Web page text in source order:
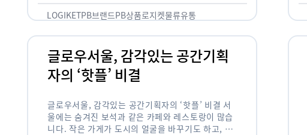
물가 시대와 맞물려 …
LOGIKETPB브랜드PB상품로지켓물류유통
글로우서울, 감각있는 공간기획
자의 ‘핫플’ 비결
글로우서울, 감각있는 공간기획자의 ‘핫플’ 비결 서
울에는 숨겨진 보석과 같은 카페와 레스토랑이 많습
니다. 작은 가게가 도시의 얼굴을 바꾸기도 하고, 쇠